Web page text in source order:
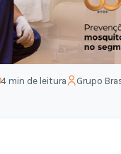
4 min de leitura Grupo